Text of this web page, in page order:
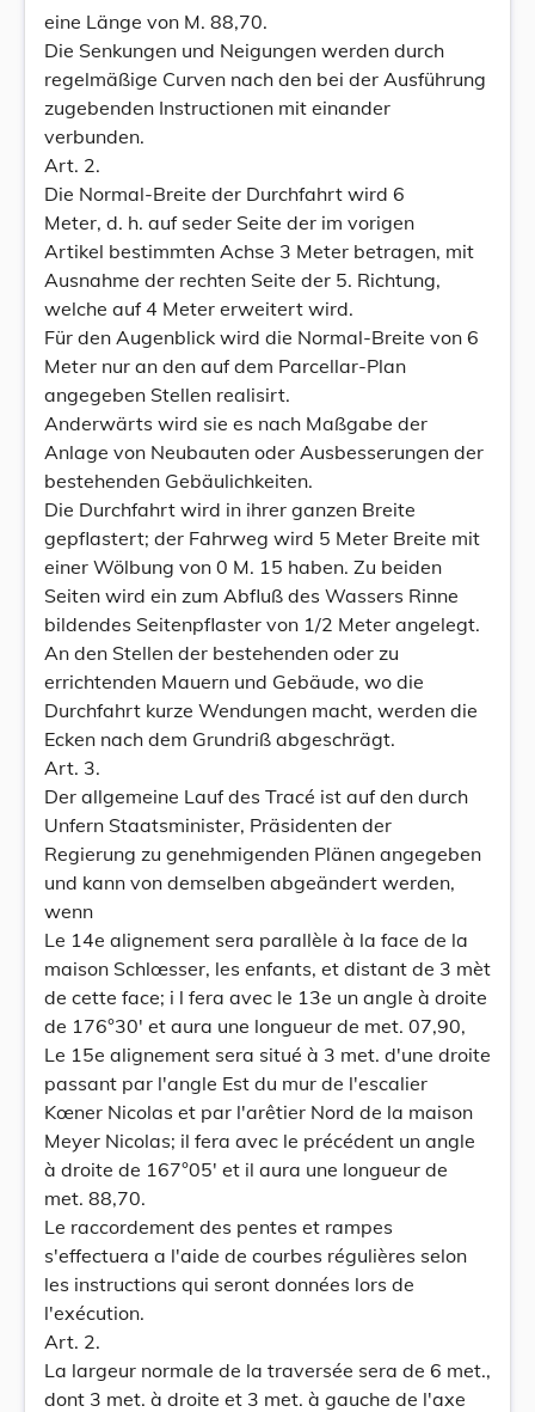
eine Länge von M. 88,70.
Die Senkungen und Neigungen werden durch
regelmäßige Curven nach den bei der Ausführung
zugebenden Instructionen mit einander
verbunden.
Art. 2.
Die Normal-Breite der Durchfahrt wird 6
Meter, d. h. auf seder Seite der im vorigen
Artikel bestimmten Achse 3 Meter betragen, mit
Ausnahme der rechten Seite der 5. Richtung,
welche auf 4 Meter erweitert wird.
Für den Augenblick wird die Normal-Breite von 6
Meter nur an den auf dem Parcellar-Plan
angegeben Stellen realisirt.
Anderwärts wird sie es nach Maßgabe der
Anlage von Neubauten oder Ausbesserungen der
bestehenden Gebäulichkeiten.
Die Durchfahrt wird in ihrer ganzen Breite
gepflastert; der Fahrweg wird 5 Meter Breite mit
einer Wölbung von 0 M. 15 haben. Zu beiden
Seiten wird ein zum Abfluß des Wassers Rinne
bildendes Seitenpflaster von 1/2 Meter angelegt.
An den Stellen der bestehenden oder zu
errichtenden Mauern und Gebäude, wo die
Durchfahrt kurze Wendungen macht, werden die
Ecken nach dem Grundriß abgeschrägt.
Art. 3.
Der allgemeine Lauf des Tracé ist auf den durch
Unfern Staatsminister, Präsidenten der
Regierung zu genehmigenden Plänen angegeben
und kann von demselben abgeändert werden,
wenn
Le 14e alignement sera parallèle à la face de la
maison Schlœsser, les enfants, et distant de 3 mèt
de cette face; i l fera avec le 13e un angle à droite
de 176°30' et aura une longueur de met. 07,90,
Le 15e alignement sera situé à 3 met. d'une droite
passant par l'angle Est du mur de l'escalier
Kœner Nicolas et par l'arêtier Nord de la maison
Meyer Nicolas; il fera avec le précédent un angle
à droite de 167°05' et il aura une longueur de
met. 88,70.
Le raccordement des pentes et rampes
s'effectuera a l'aide de courbes régulières selon
les instructions qui seront données lors de
l'exécution.
Art. 2.
La largeur normale de la traversée sera de 6 met.,
dont 3 met. à droite et 3 met. à gauche de l'axe